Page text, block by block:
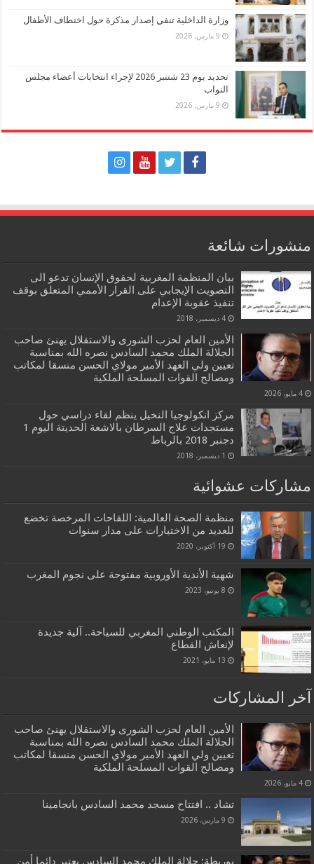
وزارة الداخلية تنفي إصدار مذكرة حول اختطاف الأطفال
9 مارس، 2026
تحديد يوم 23 شتنبر 2026 لإجراء انتخابات أعضاء مجلس
النواب
9 مارس، 2026
منشورات شائعة
بيان المنظمة المغربية لحقوق الإنسان تدعو الى
التصويت الإيجابي على القرار الأممي المتعلق بوقف
تنفيذ عقوبة الإعدام
4 ديسمبر، 2018
الأمين العام لحزب الشورى والاستقلال يهنئ صاحب
الجلالة الملك محمد السادس نصره الله بمناسبة
تعيين ولي العهد الأمير مولاي الحسن منسقا لمكاتب
ومصالح القوات المسلحة الملكية
4 مايو، 2026
مركز انكولوجيا النخيل ينظم لقاء دراسي حول
مستجدات علاج السرطان بالاشعة الحديتة اليوم 1
دجنبر 2018 بالرباط
1 ديسمبر، 2018
مشاركات عشوائية
منظمة الصحة العالمية: اللقاحات المرخصة تخضع
للعديد من الاختبارات على مدار سنوات
19 أكتوبر، 2020
شهية الأندية الأوروبية مفتوحة على نجوم المغرب
8 يونيو، 2023
المكتب الوطني المغربي للسياحة.. آلية جديدة
لإنعاش القطاع
13 مايو، 2021
آخر المشاركات
الأمين العام لحزب الشورى والاستقلال يهنئ صاحب
الجلالة الملك محمد السادس نصره الله بمناسبة
تعيين ولي العهد الأمير مولاي الحسن منسقا لمكاتب
ومصالح القوات المسلحة الملكية
4 مايو، 2026
تشاد .. افتتاح مسجد محمد السادس بانجامينا
9 مارس، 2026
بوريطة: جلالة الملك محمد السادس يعتبر دائما أمن